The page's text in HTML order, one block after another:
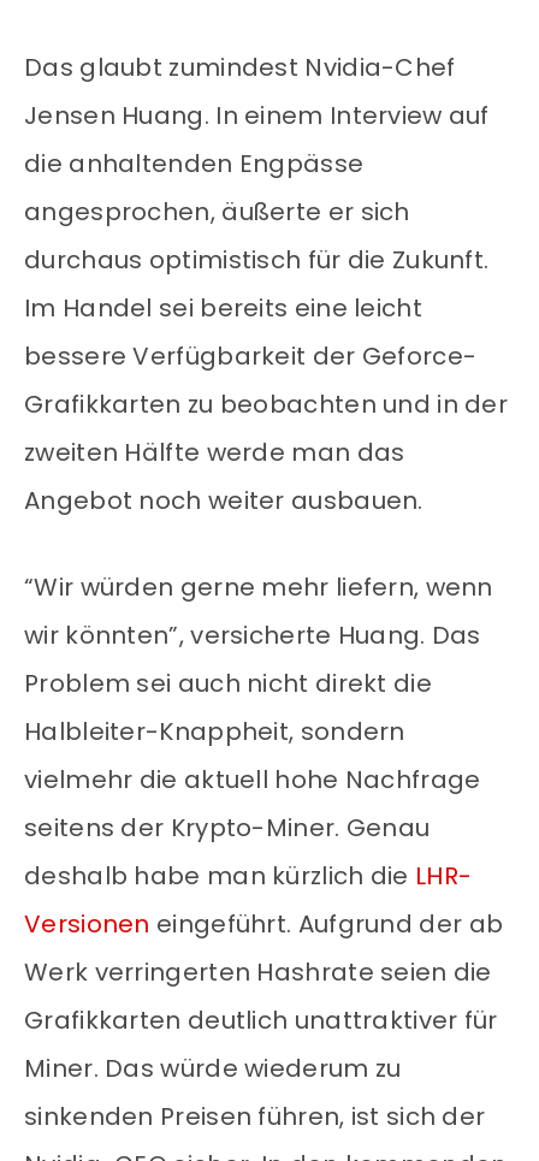
Das glaubt zumindest Nvidia-Chef
Jensen Huang. In einem Interview auf
die anhaltenden Engpässe
angesprochen, äußerte er sich
durchaus optimistisch für die Zukunft.
Im Handel sei bereits eine leicht
bessere Verfügbarkeit der Geforce-
Grafikkarten zu beobachten und in der
zweiten Hälfte werde man das
Angebot noch weiter ausbauen.
“Wir würden gerne mehr liefern, wenn
wir könnten”, versicherte Huang. Das
Problem sei auch nicht direkt die
Halbleiter-Knappheit, sondern
vielmehr die aktuell hohe Nachfrage
seitens der Krypto-Miner. Genau
deshalb habe man kürzlich die LHR-
Versionen eingeführt. Aufgrund der ab
Werk verringerten Hashrate seien die
Grafikkarten deutlich unattraktiver für
Miner. Das würde wiederum zu
sinkenden Preisen führen, ist sich der